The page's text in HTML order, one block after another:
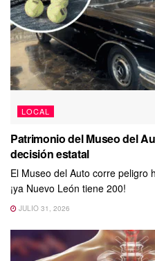
LOCAL
Patrimonio del Museo del
decisión estatal
El Museo del Auto corre peligro
¡ya Nuevo León tiene 200!
JULIO 31, 2026